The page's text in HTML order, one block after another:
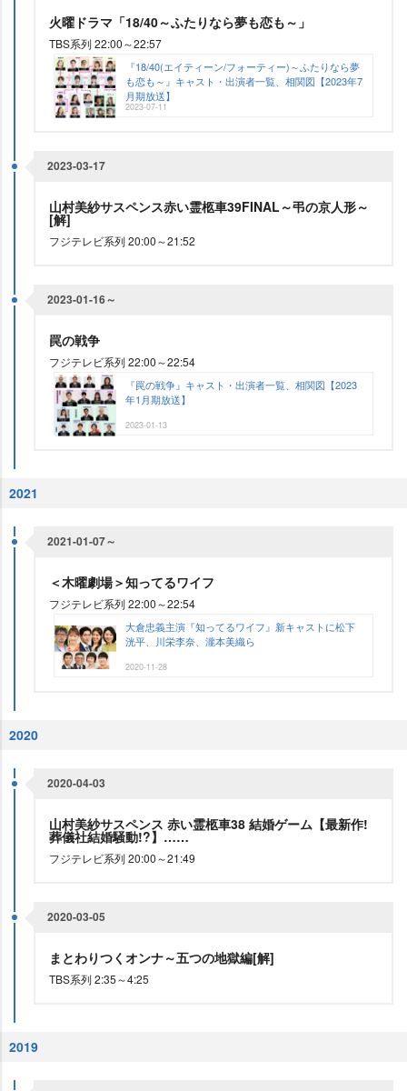
火曜ドラマ「18/40～ふたりなら夢も恋も～」
TBS系列 22:00～22:57
『18/40(エイティーン/フォーティー)～ふたりなら夢
も恋も～』キャスト・出演者一覧、相関図【2023年7
月期放送】
2023-07-11
2023-03-17
山村美紗サスペンス赤い霊柩車39FINAL～弔の京人形～
[解]
フジテレビ系列 20:00～21:52
2023-01-16～
罠の戦争
フジテレビ系列 22:00～22:54
『罠の戦争』キャスト・出演者一覧、相関図【2023
年1月期放送】
2023-01-13
2021
2021-01-07～
＜木曜劇場＞知ってるワイフ
フジテレビ系列 22:00～22:54
大倉忠義主演『知ってるワイフ』新キャストに松下
洸平、川栄李奈、瀧本美織ら
2020-11-28
2020
2020-04-03
山村美紗サスペンス 赤い霊柩車38 結婚ゲーム【最新作!
葬儀社結婚騒動!?】……
フジテレビ系列 20:00～21:49
2020-03-05
まとわりつくオンナ～五つの地獄編[解]
TBS系列 2:35～4:25
2019